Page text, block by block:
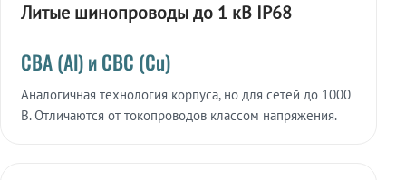
Литые шинопроводы до 1 кВ IP68
СВА (Al) и СВС (Cu)
Аналогичная технология корпуса, но для сетей до 1000
В. Отличаются от токопроводов классом напряжения.